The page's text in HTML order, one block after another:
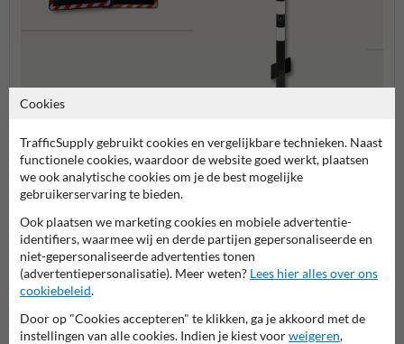
Plaatsing & Installatie
Universeelmasten
Toebehoren
Naam*
Cookies
TrafficSupply gebruikt cookies en vergelijkbare technieken. Naast
functionele cookies, waardoor de website goed werkt, plaatsen
we ook analytische cookies om je de best mogelijke
gebruikerservaring te bieden.
Ook plaatsen we marketing cookies en mobiele advertentie-
identifiers, waarmee wij en derde partijen gepersonaliseerde en
niet-gepersonaliseerde advertenties tonen
(advertentiepersonalisatie). Meer weten? Lees hier alles over ons
cookiebeleid.
Door op "Cookies accepteren" te klikken, ga je akkoord met de
instellingen van alle cookies. Indien je kiest voorweigeren,